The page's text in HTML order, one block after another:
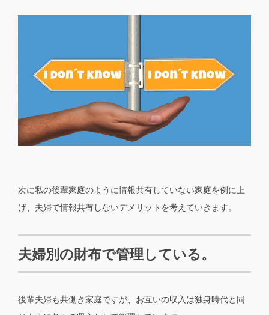
次に私の後輩家庭のように情報共有していない家庭を例に上
げ、夫婦で情報共有しないデメリットを考えていきます。
夫婦別の財布で管理している。
後輩夫婦も共働き家庭ですが、お互いの収入は独身時代と同